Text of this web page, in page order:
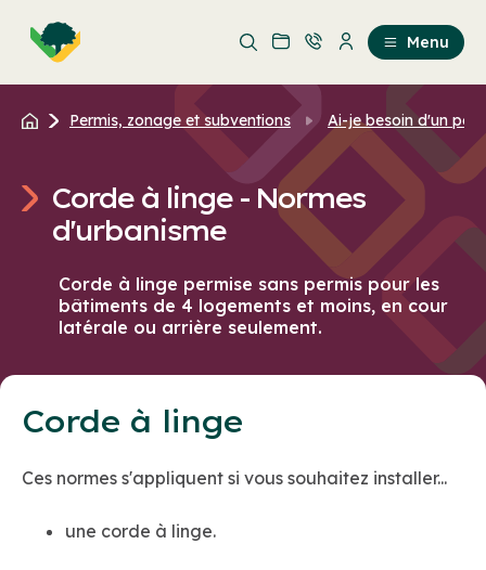
contenu
au
contenu
Menu
Permis, zonage et subventions Ai-je besoin d'un
Corde à linge - Normes
d'urbanisme
Corde à linge permise sans permis pour les
bâtiments de 4 logements et moins, en cour
latérale ou arrière seulement.
Corde à linge
Ces normes s'appliquent si vous souhaitez installer...
une corde à linge.